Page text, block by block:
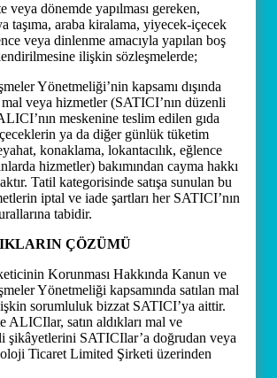
dönemde yapılması gereken,
taşıma, araba kiralama, yiyecek-içecek
veya dinlenme amacıyla yapılan boş
ilişkin sözleşmelerde;
Yönetmeliği’nin kapsamı dışında
mal veya hizmetler (SATICI’nın düzenli
meskenine teslim edilen gıda
ya da diğer günlük tüketim
konaklama, lokantacılık, eğlence
hizmetler) bakımından cayma hakkı
Tatil kategorisinde satışa sunulan bu
iptal ve iade şartları her SATICI’nın
tabidir.
ÇÖZÜMÜ
Korunması Hakkında Kanun ve
Yönetmeliği kapsamında satılan mal
sorumluluk bizzat SATICI’ya aittir.
ALICIlar, satın aldıkları mal ve
şikâyetlerini SATICIlar’a doğrudan veya
Ticaret Limited Şirketi üzerinden